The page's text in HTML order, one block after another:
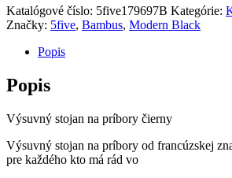
Katalógové číslo: 5five179697B Kategórie:
Značky: 5five, Bambus, Modern Black
Popis
Popis
Výsuvný stojan na príbory čierny
Výsuvný stojan na príbory od francúzskej
pre každého kto má rád vo